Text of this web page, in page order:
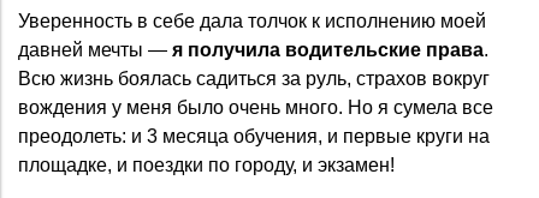
Уверенность в себе дала толчок к исполнению моей
давней мечты — я получила водительские права.
Всю жизнь боялась садиться за руль, страхов вокруг
вождения у меня было очень много. Но я сумела все
преодолеть: и 3 месяца обучения, и первые круги на
площадке, и поездки по городу, и экзамен!